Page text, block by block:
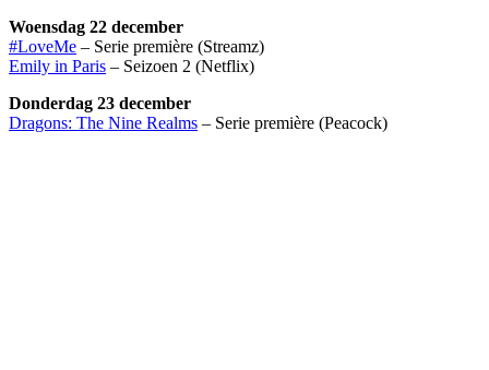
Woensdag 22 december
#LoveMe – Serie première (Streamz)
Emily in Paris – Seizoen 2 (Netflix)
Donderdag 23 december
Dragons: The Nine Realms – Serie première (Peacock)